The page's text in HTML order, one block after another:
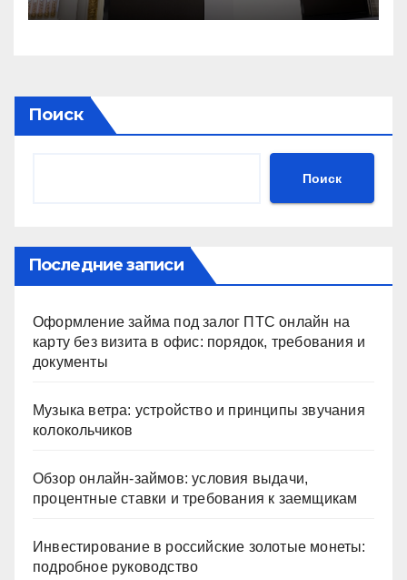
Поиск
Поиск
Последние записи
Оформление займа под залог ПТС онлайн на
карту без визита в офис: порядок, требования и
документы
Музыка ветра: устройство и принципы звучания
колокольчиков
Обзор онлайн-займов: условия выдачи,
процентные ставки и требования к заемщикам
Инвестирование в российские золотые монеты:
подробное руководство